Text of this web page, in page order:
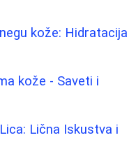
kože: Hidratacija
kože - Saveti i
Lična Iskustva i